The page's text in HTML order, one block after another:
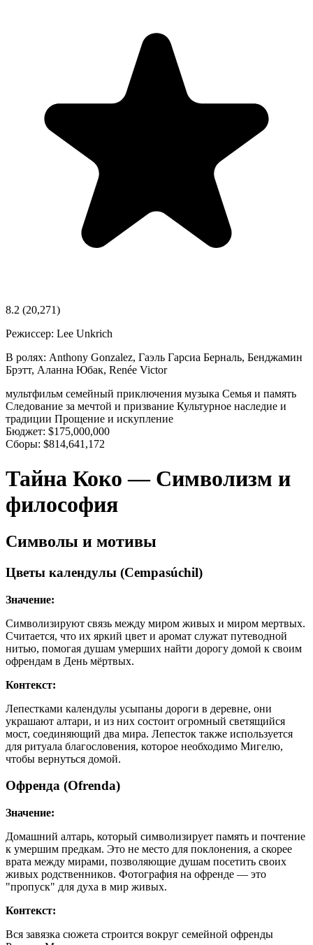
8.2 (20,271)
Режиссер: Lee Unkrich
В ролях: Anthony Gonzalez, Гаэль Гарсиа Берналь, Бенджамин
Брэтт, Аланна Юбак, Renée Victor
мультфильм семейный приключения музыка Семья и память
Следование за мечтой и призвание Культурное наследие и
традиции Прощение и искупление
Бюджет: $175,000,000
Сборы: $814,641,172
Тайна Коко — Символизм и
философия
Символы и мотивы
Цветы календулы (Cempasúchil)
Значение:
Символизируют связь между миром живых и миром мертвых.
Считается, что их яркий цвет и аромат служат путеводной
нитью, помогая душам умерших найти дорогу домой к своим
офрендам в День мёртвых.
Контекст:
Лепестками календулы усыпаны дороги в деревне, они
украшают алтари, и из них состоит огромный светящийся
мост, соединяющий два мира. Лепесток также используется
для ритуала благословения, которое необходимо Мигелю,
чтобы вернуться домой.
Офренда (Ofrenda)
Значение:
Домашний алтарь, который символизирует память и почтение
к умершим предкам. Это не место для поклонения, а скорее
врата между мирами, позволяющие душам посетить своих
живых родственников. Фотография на офренде — это
"пропуск" для духа в мир живых.
Контекст:
Вся завязка сюжета строится вокруг семейной офренды